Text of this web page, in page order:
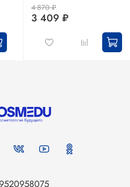
4 870 ₽
3 409 ₽